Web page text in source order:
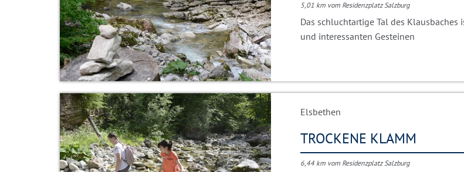
5,01 km vom Residenzplatz Salzburg
Das schluchtartige Tal des
und interessanten Gesteinen
Elsbethen
TROCKENE KLAMM
6,44 km vom Residenzplatz Salzburg